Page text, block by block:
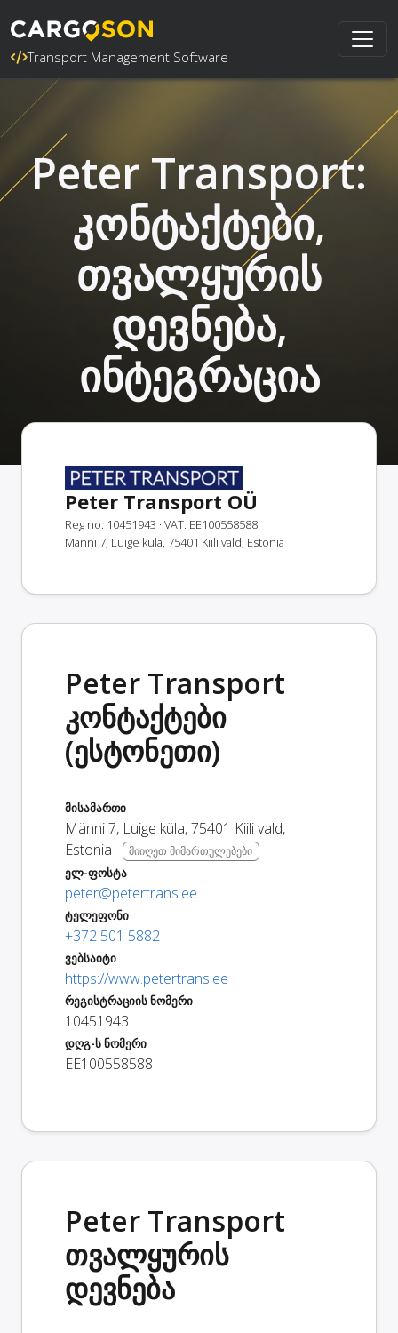
Transport Management Software
Peter Transport:
კონტაქტები,
თვალყურის
დევნება,
ინტეგრაცია
Peter Transport OÜ
Reg no: 10451943 · VAT: EE100558588
Männi 7, Luige küla, 75401 Kiili vald, Estonia
Peter Transport
კონტაქტები
(ესტონეთი)
მისამართი
Männi 7, Luige küla,75401 Kiili vald,
Estonia
მიიღეთ მიმართულებები
ელ-ფოსტა
peter@petertrans.ee
ტელეფონი
+372 501 5882
ვებსაიტი
https://www.petertrans.ee
რეგისტრაციის ნომერი
10451943
დღგ-ს ნომერი
EE100558588
Peter Transport
თვალყურის
დევნება